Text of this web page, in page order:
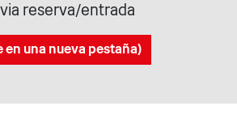
reserva/entrada
en una nueva pestaña)